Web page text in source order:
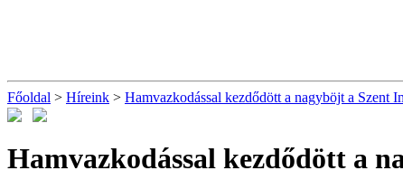
Főoldal > Híreink > Hamvazkodással kezdődött a nagyböjt a Szent
Hamvazkodással kezdődött a